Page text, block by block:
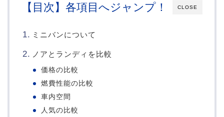
CLOSE
【目次】各項目へジャンプ！
ミニバンについて
ノアとランディを比較
価格の比較
燃費性能の比較
車内空間
人気の比較